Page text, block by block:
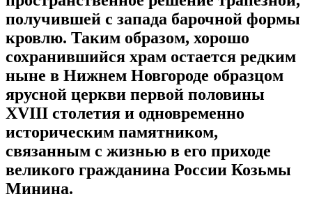
получившей с запада барочной формы
кровлю. Таким образом, хорошо
сохранившийся храм остается редким
ныне в Нижнем Новгороде образцом
ярусной церкви первой половины
XVIII столетия и одновременно
историческим памятником,
связанным с жизнью в его приходе
великого гражданина России Козьмы
Минина.